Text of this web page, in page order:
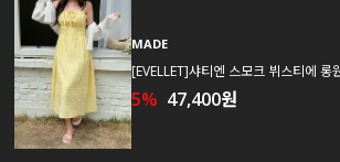
MADE
[EVELLET]샤티엔 스모크 뷔스티에 롱
5% 47,400원